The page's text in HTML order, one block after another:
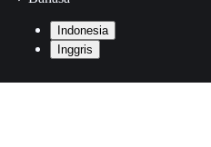
Indonesia
Inggris